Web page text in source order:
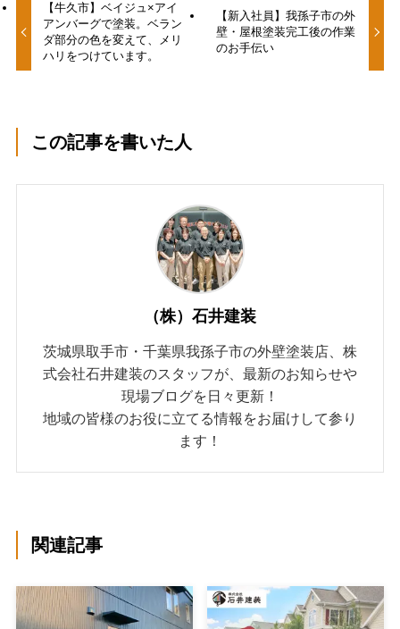
【牛久市】ベイジュ×アイ
アンバーグで塗装。ベラン
ダ部分の色を変えて、メリ
ハリをつけています。
【新入社員】我孫子市の外
壁・屋根塗装完工後の作業
のお手伝い
この記事を書いた人
（株）石井建装
茨城県取手市・千葉県我孫子市の外壁塗装店、株
式会社石井建装のスタッフが、最新のお知らせや
現場ブログを日々更新！
地域の皆様のお役に立てる情報をお届けして参り
ます！
関連記事